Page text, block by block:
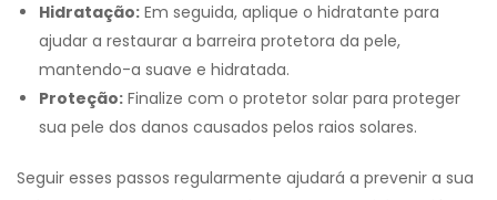
Hidratação: Em seguida, aplique o hidratante para
ajudar a restaurar a barreira protetora da pele,
mantendo-a suave e hidratada.
Proteção: Finalize com o protetor solar para proteger
sua pele dos danos causados pelos raios solares.
Seguir esses passos regularmente ajudará a prevenir a sua